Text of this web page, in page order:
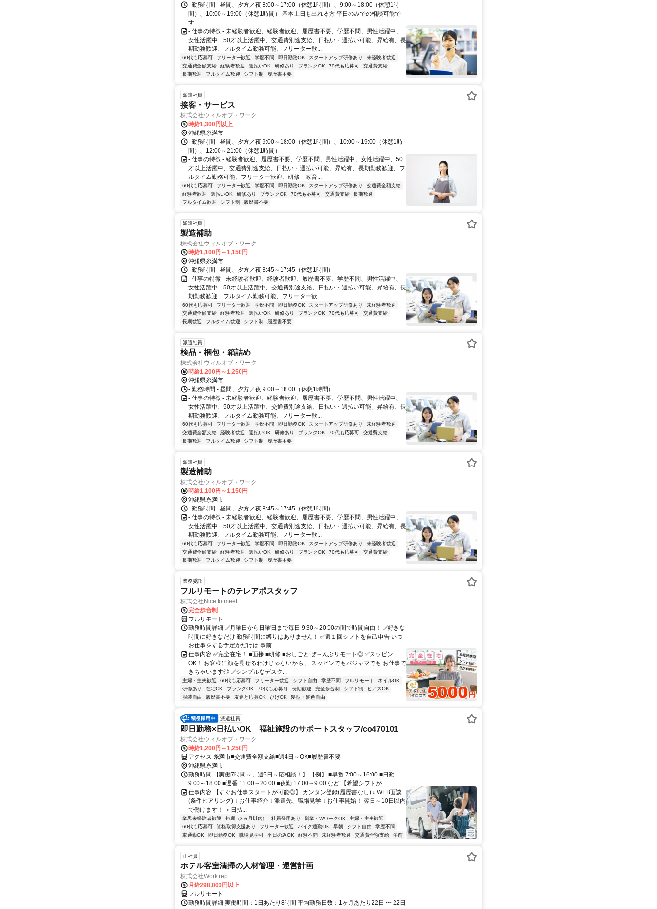
- 勤務時間 - 昼間、夕方／夜 8:00～17:00（休憩1時間）、9:00～18:00（休憩1時
間）、10:00～19:00（休憩1時間） 基本土日も出れる方 平日のみでの相談可能で
す
- 仕事の特徴 - 未経験者歓迎、経験者歓迎、履歴書不要、学歴不問、男性活躍中、
女性活躍中、50才以上活躍中、交通費別途支給、日払い・週払い可能、昇給有、長
期勤務歓迎、フルタイム勤務可能、フリーター歓...
60代も応募可 フリーター歓迎 学歴不問 即日勤務OK スタートアップ研修あり
未経験者歓迎
交通費全額支給
経験者歓迎 週払いOK 研修あり ブランクOK 70代も応募可
交通費支給
長期歓迎
フルタイム歓迎 シフト制 履歴書不要
派遣社員
接客・サービス
株式会社ウィルオブ・ワーク
時給1,300円以上
沖縄県糸満市
- 勤務時間 - 昼間、夕方／夜 9:00～18:00（休憩1時間）、10:00～19:00（休憩1時
間）、12:00～21:00（休憩1時間）
- 仕事の特徴 - 経験者歓迎、履歴書不要、学歴不問、男性活躍中、女性活躍中、50
才以上活躍中、交通費別途支給、日払い・週払い可能、昇給有、長期勤務歓迎、フ
ルタイム勤務可能、フリーター歓迎、研修・教育...
60代も応募可 フリーター歓迎 学歴不問 即日勤務OK スタートアップ研修あり
交通費全額支給
経験者歓迎
週払いOK 研修あり ブランクOK 70代も応募可 交通費支給
長期歓迎
フルタイム歓迎
シフト制 履歴書不要
派遣社員
製造補助
株式会社ウィルオブ・ワーク
時給1,100円～1,150円
沖縄県糸満市
- 勤務時間 - 昼間、夕方／夜 8:45～17:45（休憩1時間）
- 仕事の特徴 - 未経験者歓迎、経験者歓迎、履歴書不要、学歴不問、男性活躍中、
女性活躍中、50才以上活躍中、交通費別途支給、日払い・週払い可能、昇給有、長
期勤務歓迎、フルタイム勤務可能、フリーター歓...
60代も応募可 フリーター歓迎 学歴不問 即日勤務OK スタートアップ研修あり
未経験者歓迎
交通費全額支給
経験者歓迎 週払いOK 研修あり ブランクOK 70代も応募可
交通費支給
長期歓迎
フルタイム歓迎 シフト制 履歴書不要
派遣社員
検品・梱包・箱詰め
株式会社ウィルオブ・ワーク
時給1,200円～1,250円
沖縄県糸満市
- 勤務時間 - 昼間、夕方／夜 9:00～18:00（休憩1時間）
- 仕事の特徴 - 未経験者歓迎、経験者歓迎、履歴書不要、学歴不問、男性活躍中、
女性活躍中、50才以上活躍中、交通費別途支給、日払い・週払い可能、昇給有、長
期勤務歓迎、フルタイム勤務可能、フリーター歓...
60代も応募可 フリーター歓迎 学歴不問 即日勤務OK スタートアップ研修あり
未経験者歓迎
交通費全額支給
経験者歓迎 週払いOK 研修あり ブランクOK 70代も応募可
交通費支給
長期歓迎
フルタイム歓迎 シフト制 履歴書不要
派遣社員
製造補助
株式会社ウィルオブ・ワーク
時給1,100円～1,150円
沖縄県糸満市
- 勤務時間 - 昼間、夕方／夜 8:45～17:45（休憩1時間）
- 仕事の特徴 - 未経験者歓迎、経験者歓迎、履歴書不要、学歴不問、男性活躍中、
女性活躍中、50才以上活躍中、交通費別途支給、日払い・週払い可能、昇給有、長
期勤務歓迎、フルタイム勤務可能、フリーター歓...
60代も応募可 フリーター歓迎 学歴不問 即日勤務OK スタートアップ研修あり
未経験者歓迎
交通費全額支給
経験者歓迎 週払いOK 研修あり ブランクOK 70代も応募可
交通費支給
長期歓迎
フルタイム歓迎 シフト制 履歴書不要
業務委託
フルリモートのテレアポスタッフ
株式会社Nice to meet
完全歩合制
フルリモート
勤務時間詳細 ✅月曜日から日曜日まで毎日 9:30～20:00の間で時間自由！ ✅好きな
時間に好きなだけ 勤務時間に縛りはありません！ ✅週１回シフトを自己申告 いつ
お仕事をする予定かだけは 事前...
仕事内容 ✅完全在宅！ ■面接 ■研修 ■おしごと ぜ～んぶリモート◎ ✅スッピン
OK！ お客様に顔を見せるわけじゃないから、 スッピンでもパジャマでも お仕事で
きちゃいます◎ ✅シンプルなデスク...
主婦・主夫歓迎 60代も応募可 フリーター歓迎 シフト自由 学歴不問 フルリモート
ネイルOK
研修あり
在宅OK ブランクOK 70代も応募可 長期歓迎 完全歩合制 シフト制
ピアスOK
服装自由
履歴書不要 友達と応募OK ひげOK 髪型・髪色自由
派遣社員
即日勤務×日払いOK 福祉施設のサポートスタッフ/co470101
株式会社ウィルオブ・ワーク
時給1,200円～1,250円
アクセス 糸満市■交通費全額支給■週4日～OK■履歴書不要
沖縄県糸満市
勤務時間 【実働7時間～、週5日～応相談！】 【例】 ■早番 7:00～16:00 ■日勤
9:00～18:00 ■遅番 11:00～20:00 ■夜勤 17:00～9:00 など 【希望シフトが...
仕事内容 【すぐお仕事スタートが可能◎】 カンタン登録(履歴書なし) ↓ WEB面談
(条件ヒアリング) ↓ お仕事紹介 ↓ 派遣先、職場見学 ↓ お仕事開始！ 翌日～10日以内
で働けます！ ＜日払...
業界未経験者歓迎 短期（3ヵ月以内） 社員登用あり 副業・WワークOK
主婦・主夫歓迎
60代も応募可
資格取得支援あり フリーター歓迎 バイク通勤OK 早朝 シフト自由
学歴不問
車通勤OK
即日勤務OK 職場見学可 平日のみOK 経験不問 未経験者歓迎 交通費全額支給 午前
正社員
ホテル客室清掃の人材管理・運営計画
株式会社Work rep
月給298,000円以上
フルリモート
勤務時間詳細 実働時間：1日あたり8時間 平均勤務日数：1ヶ月あたり22日 〜 22日